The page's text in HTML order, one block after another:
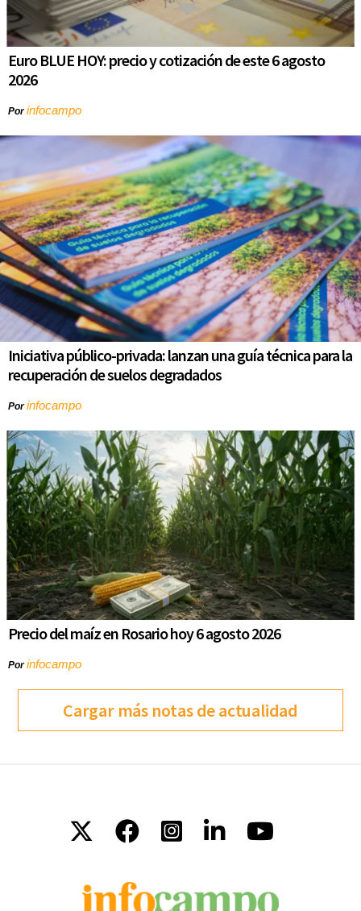
Euro BLUE HOY: precio y cotización de este 6 agosto
2026
Porinfocampo
Iniciativa público-privada: lanzan una guía técnica para la
recuperación de suelos degradados
Porinfocampo
Precio del maíz en Rosario hoy 6 agosto 2026
Porinfocampo
Cargar más notas de actualidad